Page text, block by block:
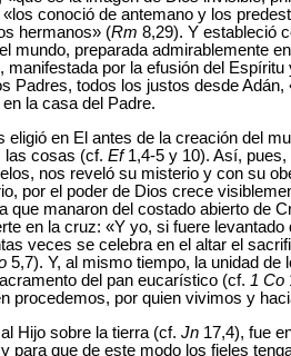
conoció de antemano y los
hermanos» (Rm 8,29). Y estableció
mundo, preparada admirablemente
por la efusión del
Padres, todos los justos desde Adán,
la casa del Padre.
en El antes de la creación del
las cosas (cf. Ef1,4-5 y 10). Así, pues,
nos reveló su misterio y con su
por el poder de Dios crece
manaron del costado abierto de
en la cruz: «Y yo, si fuere
veces se celebra en el altar el
5,7). Y, al mismo tiempo, la unidad
del pan eucarístico (cf. 1 Co
procedemos, por quien vivimos y
Hijo sobre la tierra (cf. Jn 17,4), fue
para que de este modo los fieles